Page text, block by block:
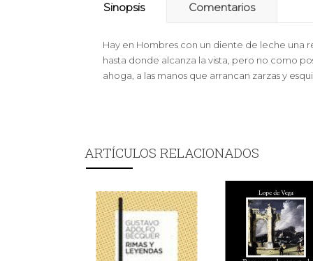
Sinopsis Comentarios
Hay en Hombres con un diente de leche una
hasta donde alcanza la vista, pero no como
ahoga, a las manos que arrancan zarzas y
ARTÍCULOS RELACIONADOS